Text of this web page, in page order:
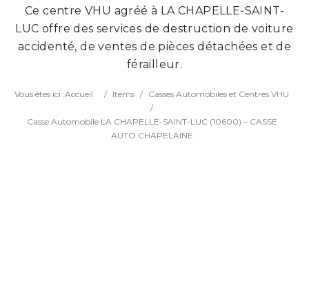
Search
Ce centre VHU agréé à LA CHAPELLE-SAINT-
LUC offre des services de destruction de voiture
accidenté, de ventes de pièces détachées et de
férailleur.
Vous êtes ici :Accueil / Items / Casses Automobiles et Centres VHU
/
Casse Automobile LA CHAPELLE-SAINT-LUC (10600) – CASSE
AUTO CHAPELAINE